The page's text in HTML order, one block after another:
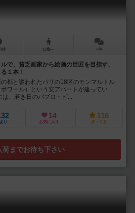
後 10歳～ 4件
で、貧乏画家から絵画の巨匠を目指す、
１本！
都と謳われたパリの18区のモンマルトル
ワール）という安アパートが建ってい
、若き日のパブロ・ピ...
り
14
お気に入り
116
持ってる
荷までお待ち下さい